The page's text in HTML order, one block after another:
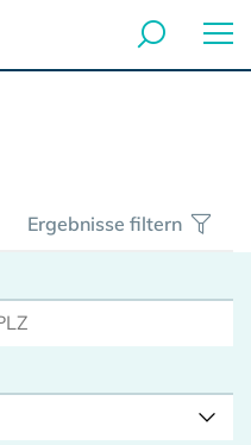
Ergebnisse filtern